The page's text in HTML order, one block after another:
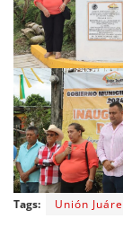
Tags: Unión